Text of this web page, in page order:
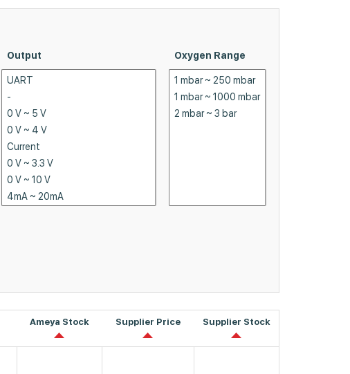
Output Oxygen Range
Ameya Stock Supplier Price Supplier Stock